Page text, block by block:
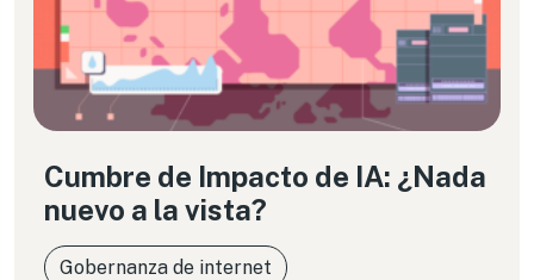
Cumbre de Impacto de IA: ¿Nada
nuevo a la vista?
Gobernanza de internet